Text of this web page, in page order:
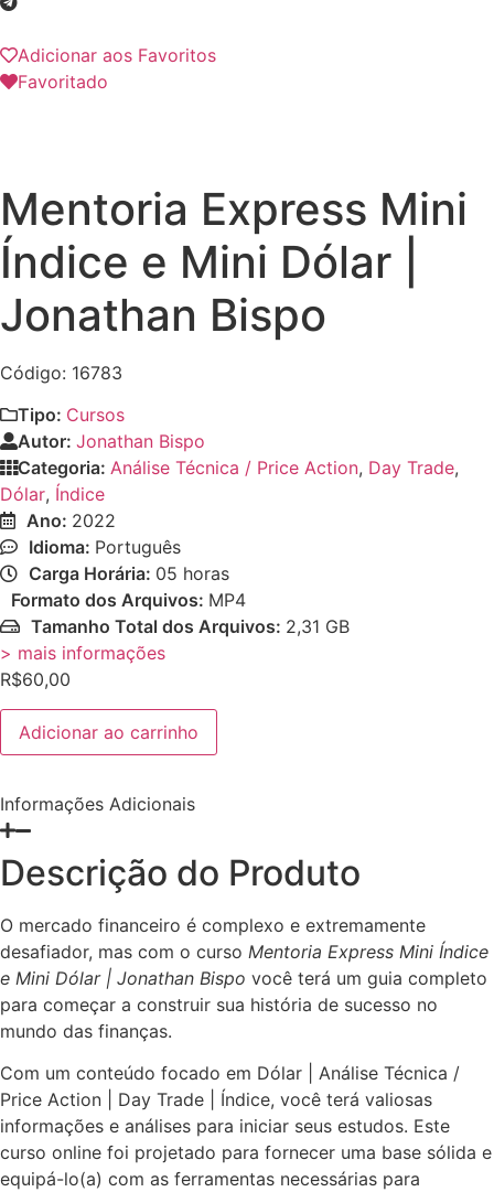
Adicionar aos Favoritos
Favoritado
Mentoria Express Mini
Índice e Mini Dólar |
Jonathan Bispo
Código: 16783
Tipo: Cursos
Autor: Jonathan Bispo
Categoria: Análise Técnica / Price Action, Day Trade,
Dólar, Índice
Ano: 2022
Idioma: Português
Carga Horária: 05 horas
Formato dos Arquivos: MP4
Tamanho Total dos Arquivos: 2,31 GB
> mais informações
R$60,00
Mentoria
Express
Mini
Mini
Dólar
|
Jonathan
Bispo
quantidade
Adicionar ao carrinho
Informações Adicionais
Descrição do Produto
O mercado financeiro é complexo e extremamente
desafiador, mas com o curso Mentoria Express Mini Índice
e Mini Dólar | Jonathan Bispo você terá um guia completo
para começar a construir sua história de sucesso no
mundo das finanças.
Com um conteúdo focado em Dólar | Análise Técnica /
Price Action | Day Trade | Índice, você terá valiosas
informações e análises para iniciar seus estudos. Este
curso online foi projetado para fornecer uma base sólida e
equipá-lo(a) com as ferramentas necessárias para